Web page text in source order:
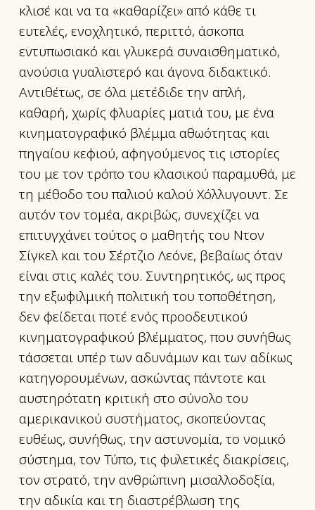
κλισέ και να τα «καθαρίζει» από κάθε τι
ευτελές, ενοχλητικό, περιττό, άσκοπα
εντυπωσιακό και γλυκερά συναισθηματικό,
ανούσια γυαλιστερό και άγονα διδακτικό.
Αντιθέτως, σε όλα μετέδιδε την απλή,
καθαρή, χωρίς φλυαρίες ματιά του, με ένα
κινηματογραφικό βλέμμα αθωότητας και
πηγαίου κεφιού, αφηγούμενος τις ιστορίες
του με τον τρόπο του κλασικού παραμυθά, με
τη μέθοδο του παλιού καλού Χόλλυγουντ. Σε
αυτόν τον τομέα, ακριβώς, συνεχίζει να
επιτυγχάνει τούτος ο μαθητής του Ντον
Σίγκελ και του Σέρτζιο Λεόνε, βεβαίως όταν
είναι στις καλές του. Συντηρητικός, ως προς
την εξωφιλμική πολιτική του τοποθέτηση,
δεν φείδεται ποτέ ενός προοδευτικού
κινηματογραφικού βλέμματος, που συνήθως
τάσσεται υπέρ των αδυνάμων και των αδίκως
κατηγορουμένων, ασκώντας πάντοτε και
αυστηρότατη κριτική στο σύνολο του
αμερικανικού συστήματος, σκοπεύοντας
ευθέως, συνήθως, την αστυνομία, το νομικό
σύστημα, τον Τύπο, τις φυλετικές διακρίσεις,
τον στρατό, την ανθρώπινη μισαλλοδοξία,
την αδικία και τη διαστρέβλωση της